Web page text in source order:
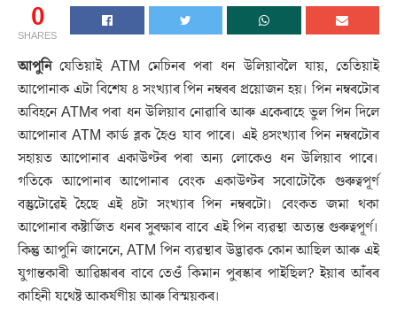
0
SHARES
আপুনিযেতিয়াই ATM মেচিনৰ পৰা ধন উলিয়াবলৈ যায়, তেতিয়াই
আপোনাক এটা বিশেষ ৪ সংখ্যাৰ পিন নম্বৰৰ প্ৰয়োজন হয়। পিন নম্বৰটোৰ
অবিহনে ATMৰ পৰা ধন উলিয়াব নোৱাৰি আৰু একেৰাহে ভুল পিন দিলে
আপোনাৰ ATM কাৰ্ড ব্লক হৈও যাব পাৰে। এই ৪সংখ্যাৰ পিন নম্বৰটোৰ
সহায়ত আপোনাৰ একাউণ্টৰ পৰা অন্য লোকেও ধন উলিয়াব পাৰে।
গতিকে আপোনাৰ আপোনাৰ বেংক একাউণ্টৰ সবোটোকৈ গুৰুত্বপূৰ্ণ
বস্তুটোৱেই হৈছে এই ৪টা সংখ্যাৰ পিন নম্বৰটো। বেংকত জমা থকা
আপোনাৰ কষ্টাৰ্জিত ধনৰ সুৰক্ষাৰ বাবে এই পিন ব্যৱস্থা অত্যন্ত গুৰুত্বপূৰ্ণ।
কিন্তু আপুনি জানেনে, ATM পিন ব্যৱস্থাৰ উদ্ভাৱক কোন আছিল আৰু এই
যুগান্তকাৰী আৱিষ্কাৰৰ বাবে তেওঁ কিমান পুৰস্কাৰ পাইছিল? ইয়াৰ আঁৰৰ
কাহিনী যথেষ্ট আকৰ্ষণীয় আৰু বিস্ময়কৰ।